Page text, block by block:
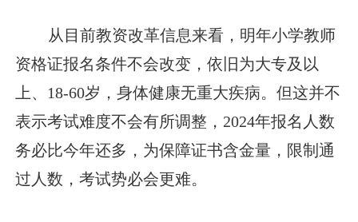
从目前教资改革信息来看，明年小学教师
资格证报名条件不会改变，依旧为大专及以
上、18-60岁，身体健康无重大疾病。但这并不
表示考试难度不会有所调整，2024年报名人数
务必比今年还多，为保障证书含金量，限制通
过人数，考试势必会更难。